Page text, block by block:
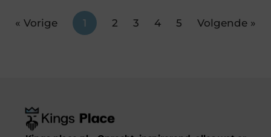
« Vorige 1 2 3 4 5 Volgende »